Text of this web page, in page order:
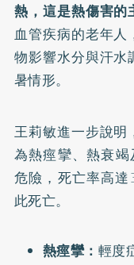
熱，這是熱傷害的
血管疾病的老年
物影響水分與汗水
暑情形。
王莉敏進一步說明
為熱痙攣、熱衰
危險，死亡率高
此死亡。
熱痙攣： 輕度